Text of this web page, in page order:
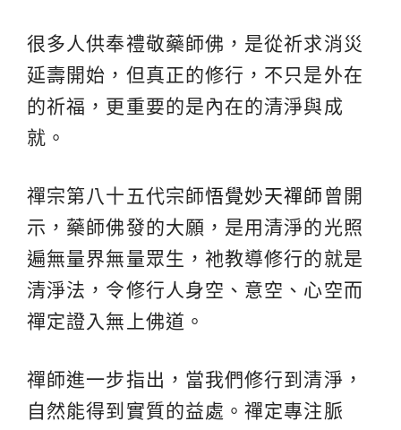
很多人供奉禮敬藥師佛，是從祈求消災
延壽開始，但真正的修行，不只是外在
的祈福，更重要的是內在的清淨與成
就。
禪宗第八十五代宗師悟覺妙天禪師 曾開
示，藥師佛發的大願，是用清淨的光照
遍無量界無量眾生，祂教導修行的就是
清淨法，令修行人身空、意空、心空而
禪定證入無上佛道。
禪師進一步指出，當我們修行到清淨，
自然能得到實質的益處。禪定專注脈